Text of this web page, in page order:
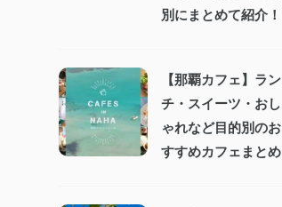
別にまとめて紹介！
【那覇カフェ】ラン
チ・スイーツ・おし
ゃれなど目的別のお
すすめカフェまとめ